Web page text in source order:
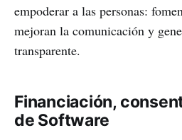
empoderar a las personas:
mejoran la comunicación y
transparente.
Financiación,
de Software